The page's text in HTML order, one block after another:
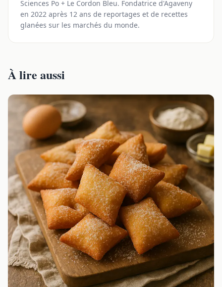
Sciences Po + Le Cordon Bleu. Fondatrice d'Agaveny
en 2022 après 12 ans de reportages et de recettes
glanées sur les marchés du monde.
À lire aussi